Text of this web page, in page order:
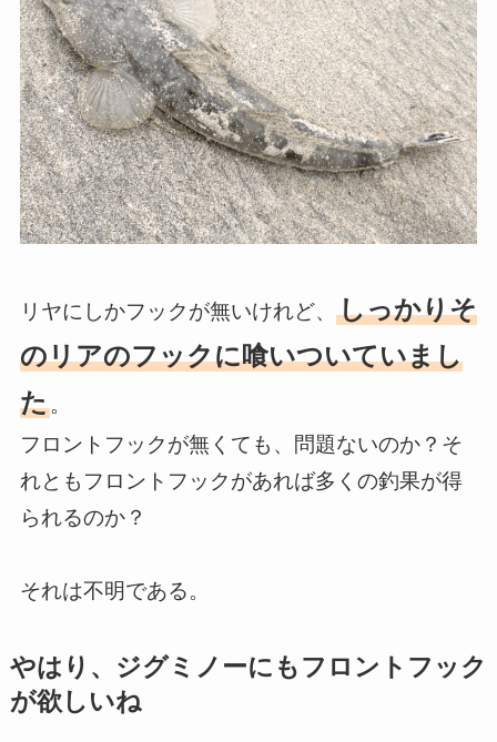
リヤにしかフックが無いけれど、 しっかりそ
のリアのフックに喰いついていまし
た。
フロントフックが無くても、問題ないのか？そ
れともフロントフックがあれば多くの釣果が得
られるのか？
それは不明である。
やはり、ジグミノーにもフロントフック
が欲しいね